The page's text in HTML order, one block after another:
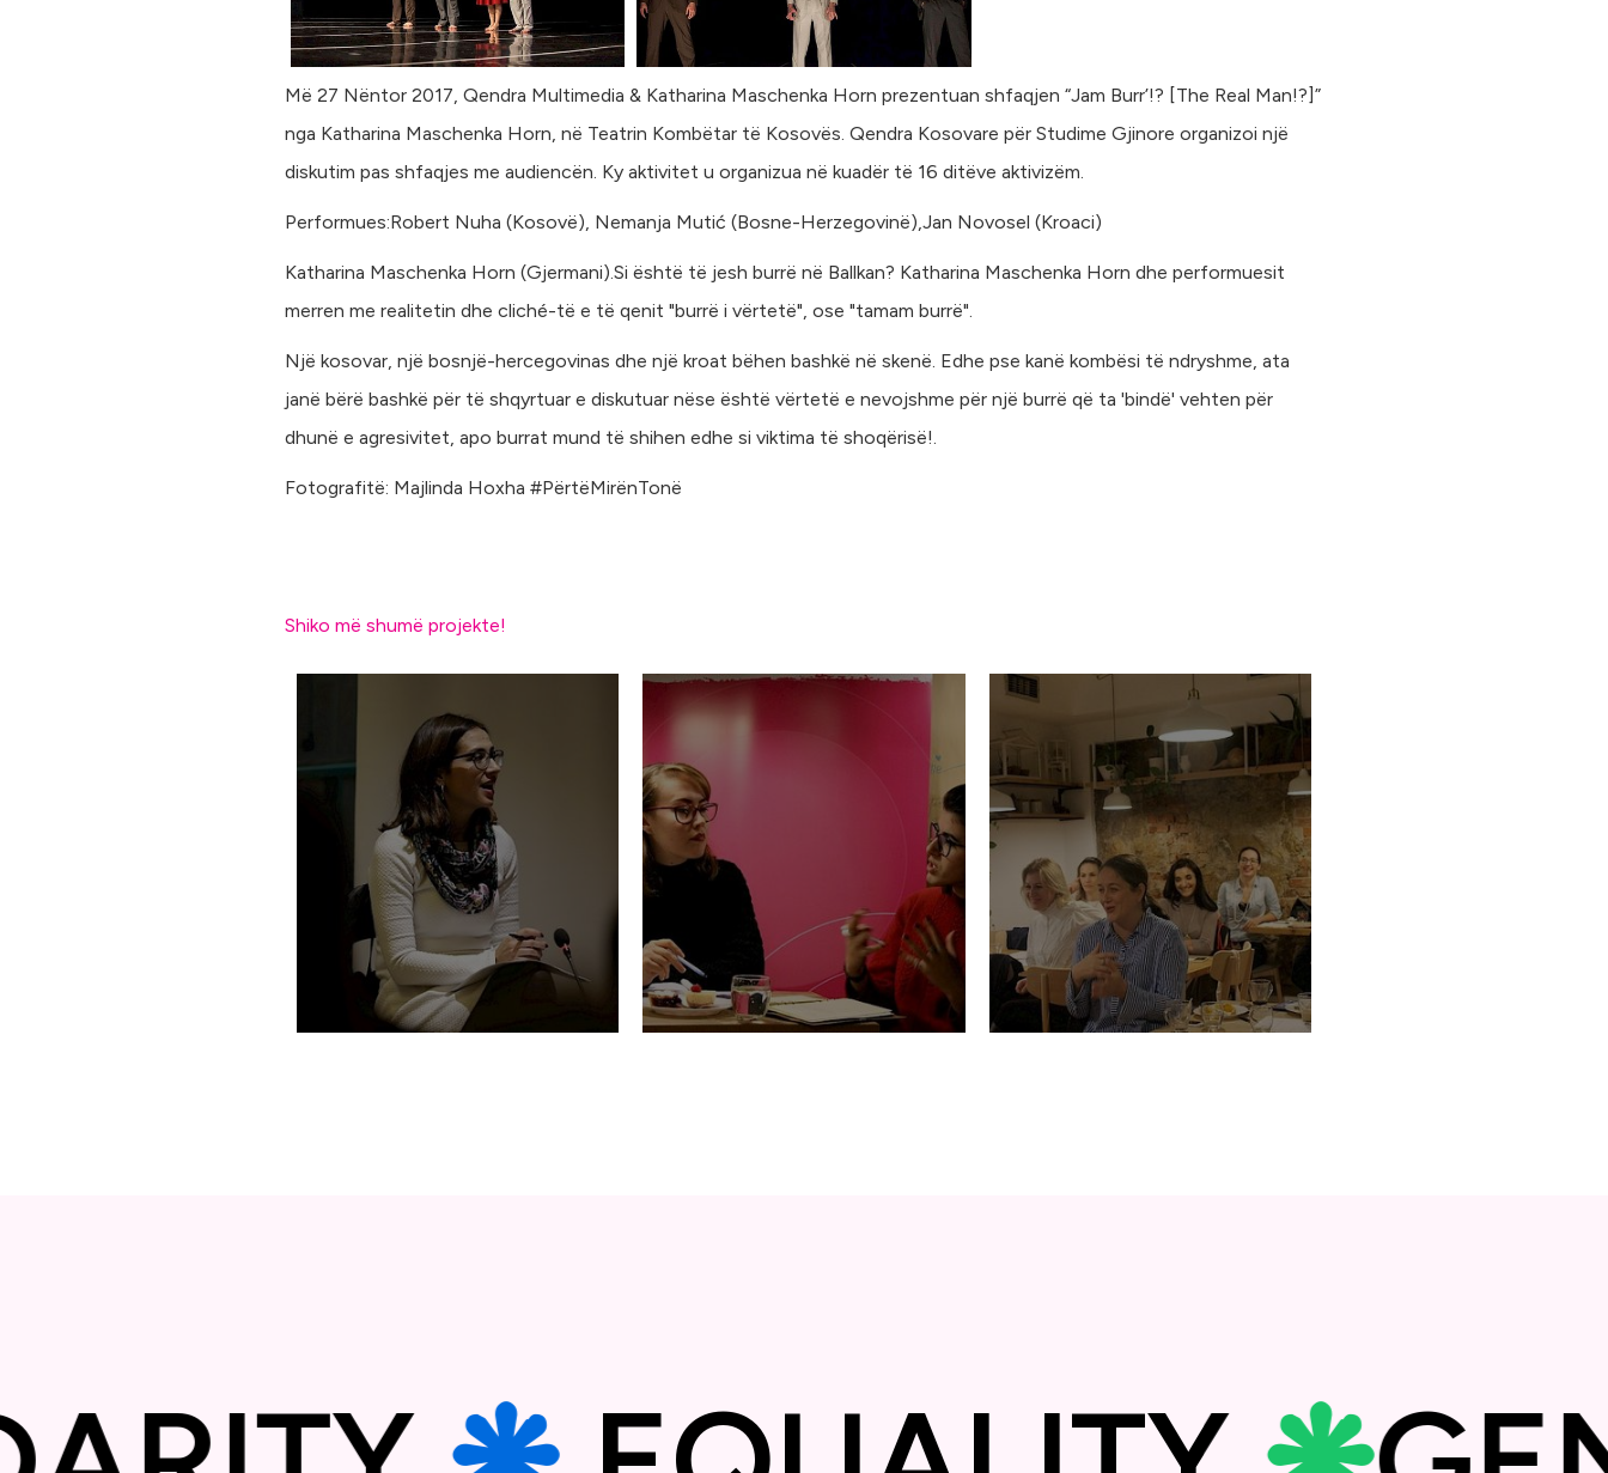
Më 27 Nëntor 2017, Qendra Multimedia & Katharina Maschenka Horn prezentuan shfaqjen “Jam Burr’!? [The Real Man!?]”
nga Katharina Maschenka Horn, në Teatrin Kombëtar të Kosovës. Qendra Kosovare për Studime Gjinore organizoi një
diskutim pas shfaqjes me audiencën. Ky aktivitet u organizua në kuadër të 16 ditëve aktivizëm.
Performues:Robert Nuha (Kosovë), Nemanja Mutić (Bosne-Herzegovinë),Jan Novosel (Kroaci)
Katharina Maschenka Horn (Gjermani).Si është të jesh burrë në Ballkan? Katharina Maschenka Horn dhe performuesit
merren me realitetin dhe cliché-të e të qenit "burrë i vërtetë", ose "tamam burrë".
Një kosovar, një bosnjë-hercegovinas dhe një kroat bëhen bashkë në skenë. Edhe pse kanë kombësi të ndryshme, ata
janë bërë bashkë për të shqyrtuar e diskutuar nëse është vërtetë e nevojshme për një burrë që ta 'bindë' vehten për
dhunë e agresivitet, apo burrat mund të shihen edhe si viktima të shoqërisë!.
Fotografitë: Majlinda Hoxha #PërtëMirënTonë
Shiko më shumë projekte!